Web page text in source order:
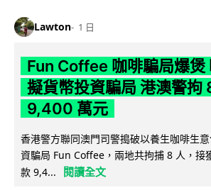
Lawton 1 日
Fun Coffee 咖啡騙局爆煲
擬貨幣投資騙局 港澳警拘
9,400 萬元
香港警方聯同澳門司警搗破以養生咖啡生
資騙局 Fun Coffee，兩地共拘捕 8 人，接
款 9,4...
閱讀全文